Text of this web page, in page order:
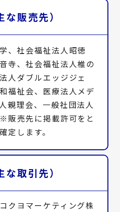
販売先）
、社会福祉法人昭徳
寺、社会福祉法人椎の
人ダブルエッジジェ
福祉会、医療法人メデ
親理会、一般社団法人
販売先に掲載許可をと
定します。
取引先）
クヨマーケティング株